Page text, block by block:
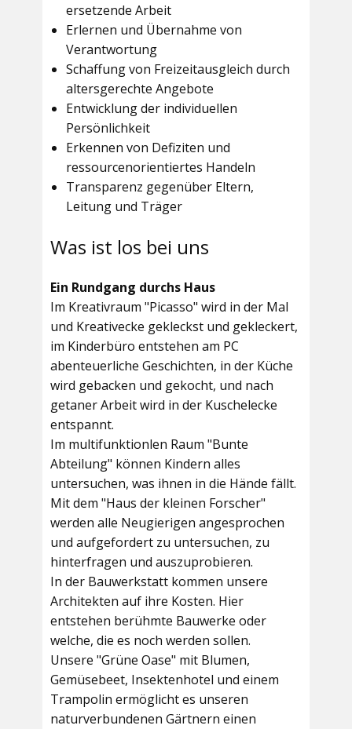
ersetzende Arbeit
Erlernen und Übernahme von
Verantwortung
Schaffung von Freizeitausgleich durch
altersgerechte Angebote
Entwicklung der individuellen
Persönlichkeit
Erkennen von Defiziten und
ressourcenorientiertes Handeln
Transparenz gegenüber Eltern,
Leitung und Träger
Was ist los bei uns
Ein Rundgang durchs Haus
Im Kreativraum "Picasso" wird in der Mal
und Kreativecke gekleckst und gekleckert,
im Kinderbüro entstehen am PC
abenteuerliche Geschichten, in der Küche
wird gebacken und gekocht, und nach
getaner Arbeit wird in der Kuschelecke
entspannt.
Im multifunktionlen Raum "Bunte
Abteilung" können Kindern alles
untersuchen, was ihnen in die Hände fällt.
Mit dem "Haus der kleinen Forscher"
werden alle Neugierigen angesprochen
und aufgefordert zu untersuchen, zu
hinterfragen und auszuprobieren.
In der Bauwerkstatt kommen unsere
Architekten auf ihre Kosten. Hier
entstehen berühmte Bauwerke oder
welche, die es noch werden sollen.
Unsere "Grüne Oase" mit Blumen,
Gemüsebeet, Insektenhotel und einem
Trampolin ermöglicht es unseren
naturverbundenen Gärtnern einen